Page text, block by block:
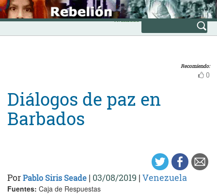
Skip
to
content
INICIO
Avanzada
Recomiendo:
0
Diálogos de paz en
Barbados
PorPablo Siris Seade | 03/08/2019 | Venezuela
Fuentes: Caja de Respuestas